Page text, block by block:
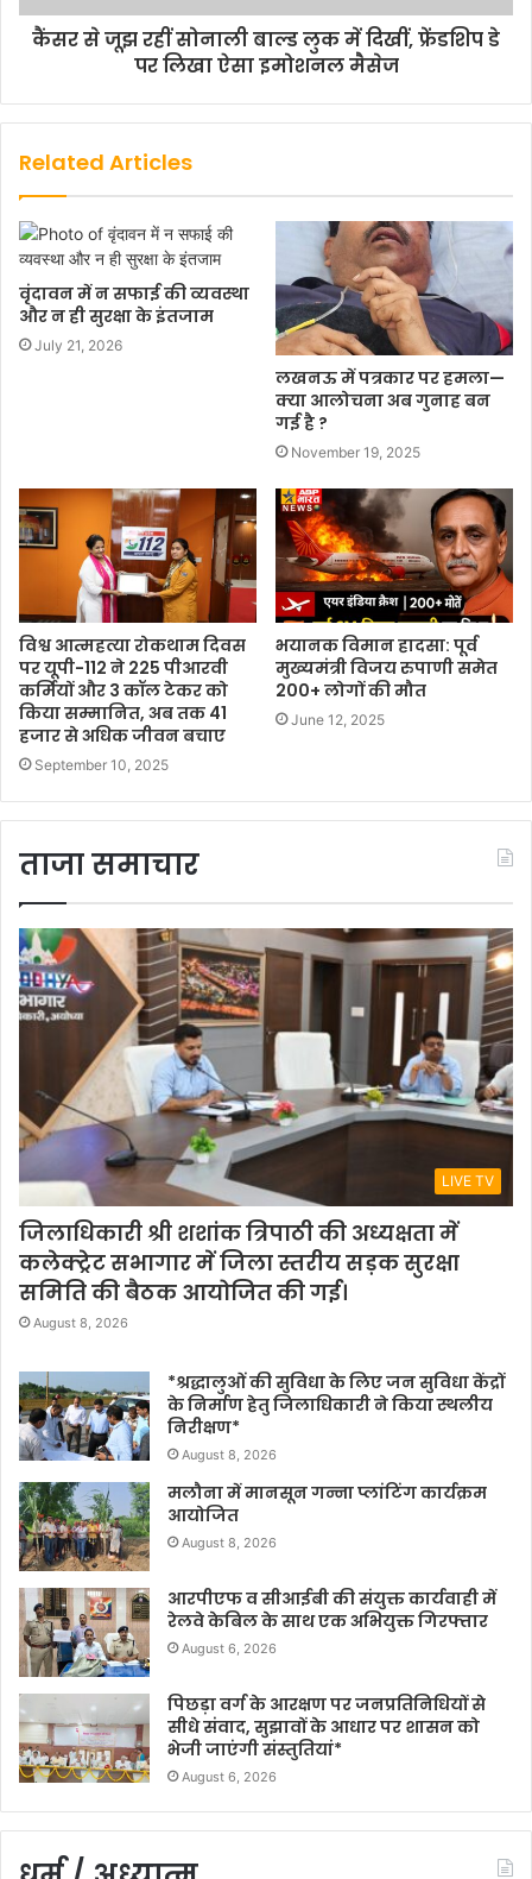
कैंसर से जूझ रहीं सोनाली बाल्ड लुक में दिखीं, फ्रेंडशिप डे
पर लिखा ऐसा इमोशनल मैसेज
Related Articles
वृंदावन में न सफाई की व्यवस्था
और न ही सुरक्षा के इंतजाम
July 21, 2026
लखनऊ में पत्रकार पर हमला—
क्या आलोचना अब गुनाह बन
गई है ?
November 19, 2025
विश्व आत्महत्या रोकथाम दिवस
पर यूपी-112 ने 225 पीआरवी
कर्मियों और 3 कॉल टेकर को
किया सम्मानित, अब तक 41
हजार से अधिक जीवन बचाए
September 10, 2025
भयानक विमान हादसा: पूर्व
मुख्यमंत्री विजय रुपाणी समेत
200+ लोगों की मौत
June 12, 2025
ताजा समाचार
LIVE TV
जिलाधिकारी श्री शशांक त्रिपाठी की अध्यक्षता में
कलेक्ट्रेट सभागार में जिला स्तरीय सड़क सुरक्षा
समिति की बैठक आयोजित की गई।
August 8, 2026
*श्रद्धालुओं की सुविधा के लिए जन सुविधा केंद्रों
के निर्माण हेतु जिलाधिकारी ने किया स्थलीय
निरीक्षण*
August 8, 2026
मलौना में मानसून गन्ना प्लांटिंग कार्यक्रम
आयोजित
August 8, 2026
आरपीएफ व सीआईबी की संयुक्त कार्यवाही में
रेलवे केबिल के साथ एक अभियुक्त गिरफ्तार
August 6, 2026
पिछड़ा वर्ग के आरक्षण पर जनप्रतिनिधियों से
सीधे संवाद, सुझावों के आधार पर शासन को
भेजी जाएंगी संस्तुतियां*
August 6, 2026